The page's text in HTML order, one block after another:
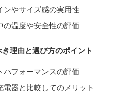
ンやサイズ感の実用性
の温度や安全性の評価
理由と選び方のポイント
パフォーマンスの評価
電器と比較してのメリット